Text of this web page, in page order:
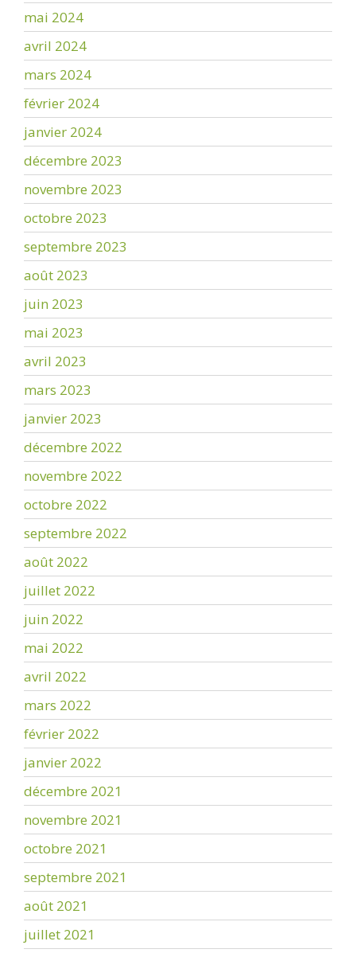
mai 2024
avril 2024
mars 2024
février 2024
janvier 2024
décembre 2023
novembre 2023
octobre 2023
septembre 2023
août 2023
juin 2023
mai 2023
avril 2023
mars 2023
janvier 2023
décembre 2022
novembre 2022
octobre 2022
septembre 2022
août 2022
juillet 2022
juin 2022
mai 2022
avril 2022
mars 2022
février 2022
janvier 2022
décembre 2021
novembre 2021
octobre 2021
septembre 2021
août 2021
juillet 2021